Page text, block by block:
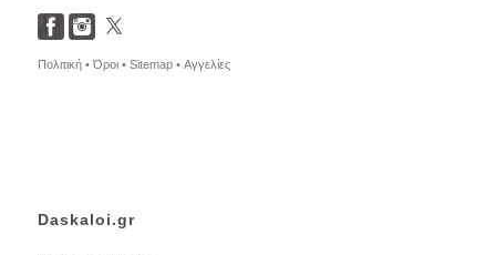
Πολιτική •Όροι • Sitemap • Αγγελίες
Daskaloi.gr